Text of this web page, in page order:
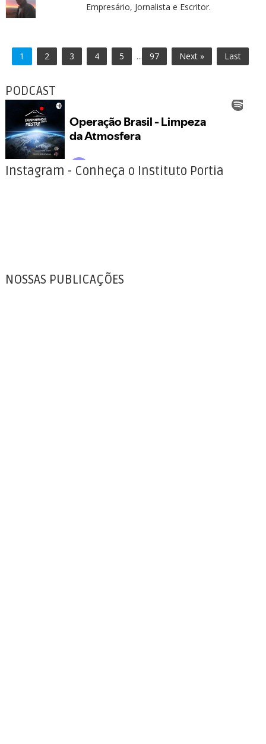
Empresário, Jornalista e Escritor.
1 2 3 4 5 ... 97 Next » Last
PODCAST
Instagram - Conheça o Instituto Portia
NOSSAS PUBLICAÇÕES